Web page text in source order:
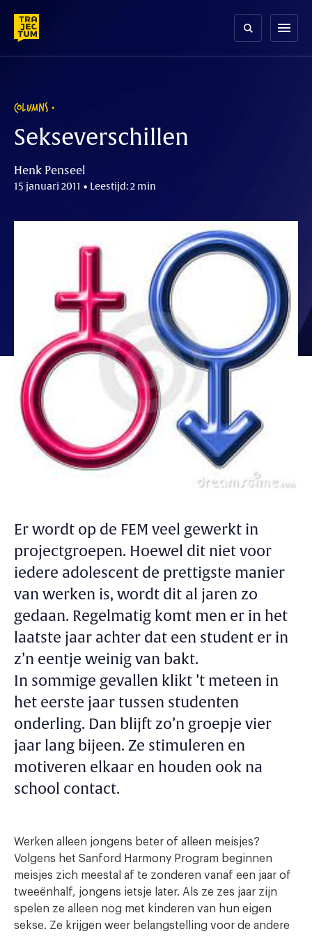
content
menu
COLUMNS
Sekseverschillen
Henk Penseel
15 januari 2011 • Leestijd: 2 min
Er wordt op de FEM veel gewerkt in
projectgroepen. Hoewel dit niet voor
iedere adolescent de prettigste manier
van werken is, wordt dit al jaren zo
gedaan. Regelmatig komt men er in het
laatste jaar achter dat een student er in
z’n eentje weinig van bakt.
In sommige gevallen klikt ’t meteen in
het eerste jaar tussen studenten
onderling. Dan blijft zo’n groepje vier
jaar lang bijeen. Ze stimuleren en
motiveren elkaar en houden ook na
school contact.
Werken alleen jongens beter of alleen meisjes?
Volgens het Sanford Harmony Program beginnen
meisjes zich meestal af te zonderen vanaf een jaar of
tweeënhalf, jongens ietsje later. Als ze zes jaar zijn
spelen ze alleen nog met kinderen van hun eigen
sekse. Ze krijgen weer belangstelling voor de andere